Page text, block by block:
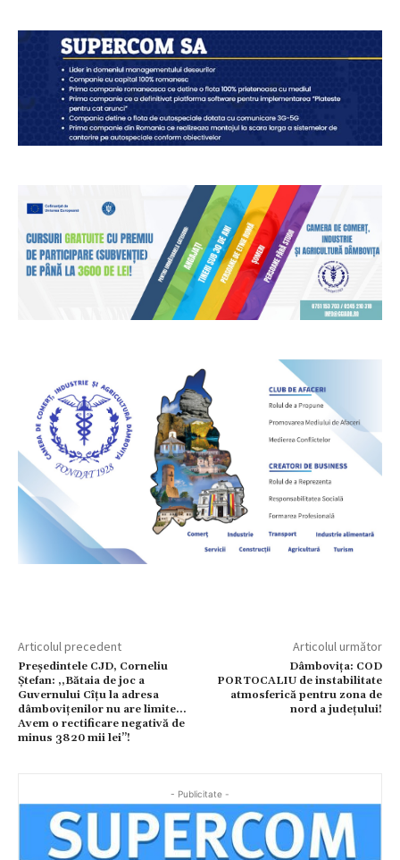
Articolul precedent
Preşedintele CJD, Corneliu
Ştefan: ,,Bătaia de joc a
Guvernului Cîțu la adresa
dâmbovițenilor nu are limite…
Avem o rectificare negativă de
minus 3820 mii lei’’!
Articolul următor
Dâmbovița: COD
PORTOCALIU de instabilitate
atmosferică pentru zona de
nord a județului!
- Publicitate -